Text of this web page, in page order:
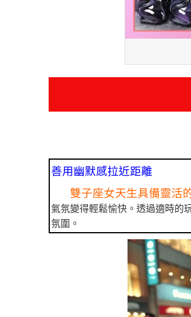
善用幽默感拉近距離
雙子座女天生具備靈活
氣氛變得輕鬆愉快。透過適時的
氛圍。